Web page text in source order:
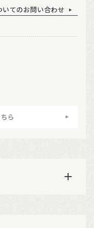
いてのお問い合わせ
ら